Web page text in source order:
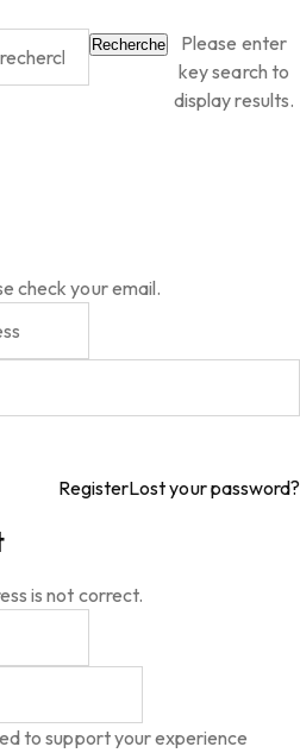
Recherche
Please enter
key search to
display results.
check your email.
RegisterLost your password?
is not correct.
to support your experience